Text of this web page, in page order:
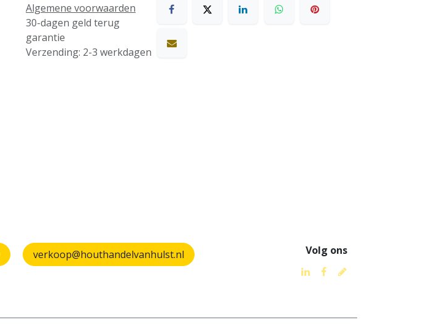
Algemene voorwaarden
30-dagen geld terug
garantie
Verzending: 2-3 werkdagen
verkoop@houthandelvanhulst.nl Volg ons